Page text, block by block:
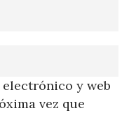
y web
vez que